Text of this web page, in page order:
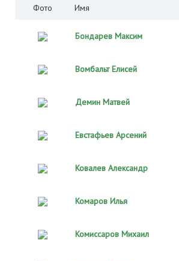
Фото Имя
Бондарев Максим
Вомбальт Елисей
Демин Матвей
Евстафьев Арсений
Ковалев Александр
Комаров Илья
Комиссаров Михаил